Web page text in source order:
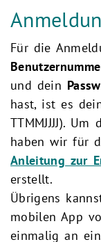
Für die
und dein
hast, ist es
TTMMJJJJ).
haben wir für
Anleitung zur
erstellt.
Übrigens
mobilen App
einmalig an